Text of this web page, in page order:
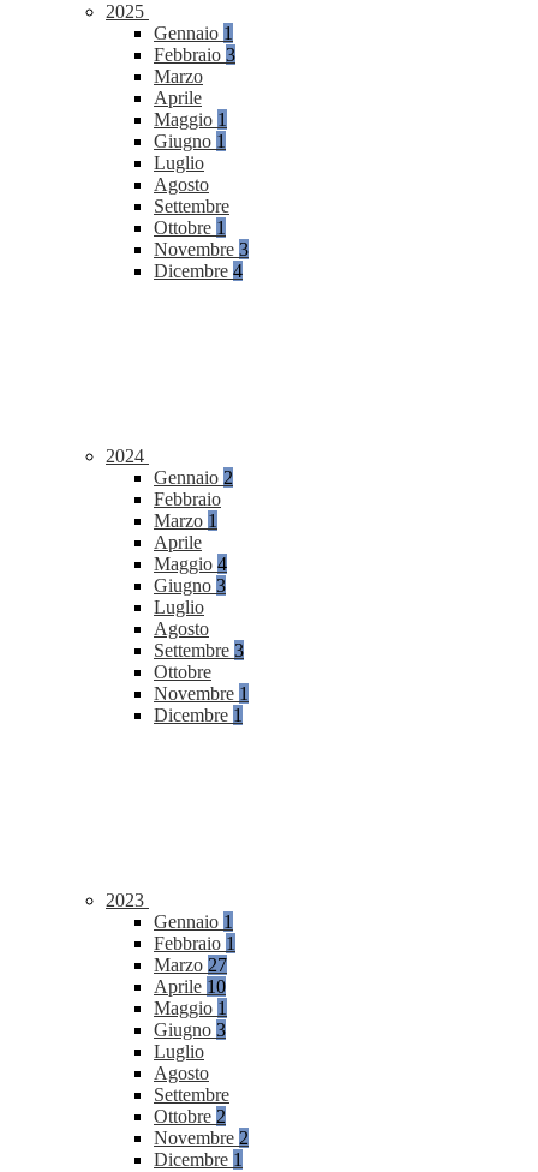
2025
Gennaio 1
Febbraio 3
Marzo
Aprile
Maggio 1
Giugno 1
Luglio
Agosto
Settembre
Ottobre 1
Novembre 3
Dicembre 4
2024
Gennaio 2
Febbraio
Marzo 1
Aprile
Maggio 4
Giugno 3
Luglio
Agosto
Settembre 3
Ottobre
Novembre 1
Dicembre 1
2023
Gennaio 1
Febbraio 1
Marzo 27
Aprile 10
Maggio 1
Giugno 3
Luglio
Agosto
Settembre
Ottobre 2
Novembre 2
Dicembre 1